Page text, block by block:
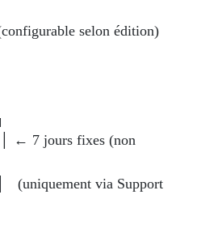
selon édition)
jours fixes (non
via Support